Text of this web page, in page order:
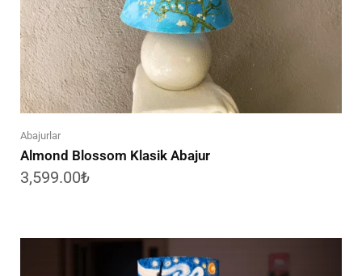
Abajurlar
Almond Blossom Klasik Abajur
3,599.00₺